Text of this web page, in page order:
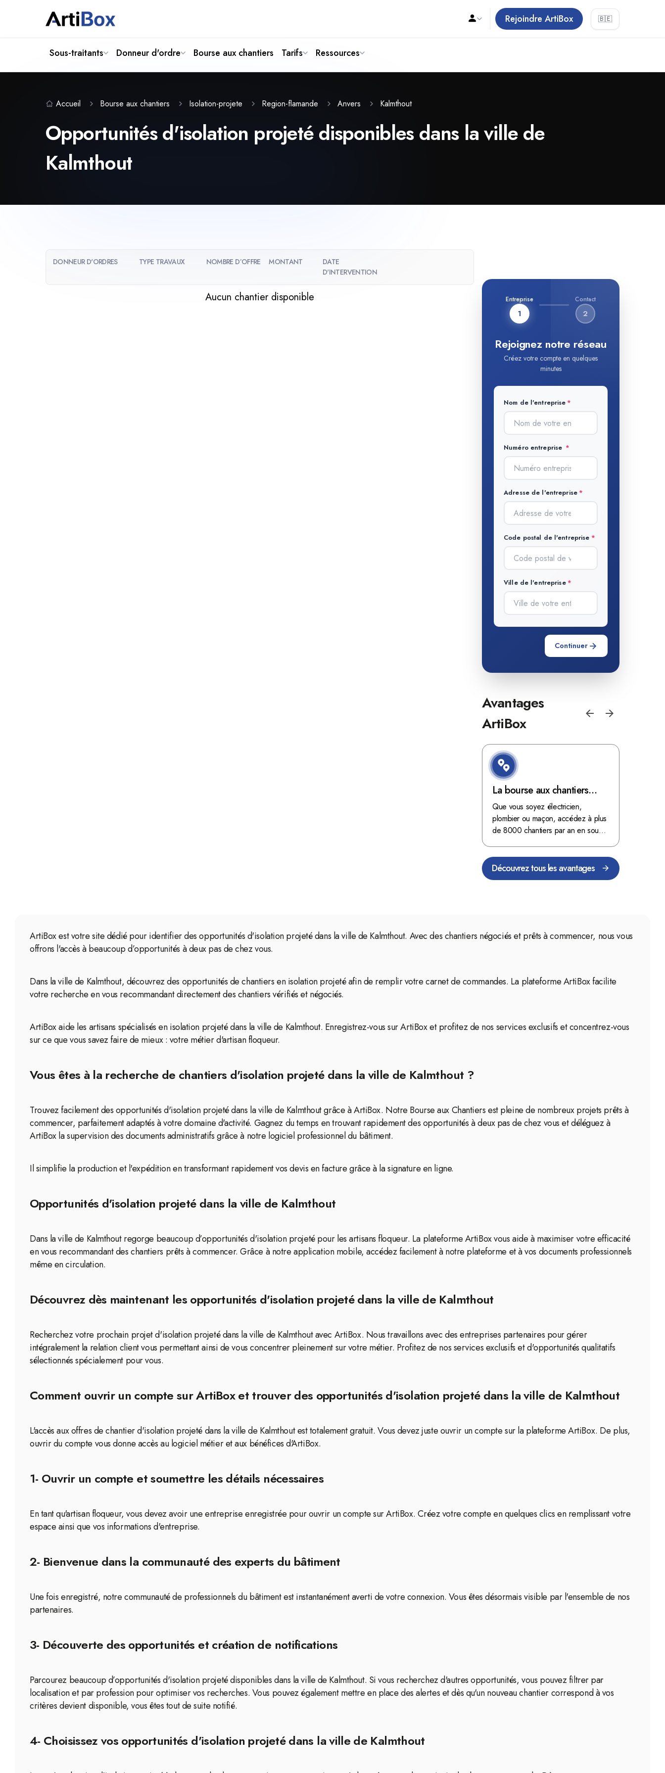
Rejoindre ArtiBox 🇧🇪
Sous-traitants Donneur d'ordre Bourse aux chantiers Tarifs Ressources
Accueil Bourse aux chantiers Isolation-projete Region-flamande Anvers Kalmthout
Opportunités d'isolation projeté disponibles dans la ville de
Kalmthout
DONNEUR D'ORDRES TYPE TRAVAUX NOMBRE D’OFFRE MONTANT
DATE
D'INTERVENTION
Aucun chantier disponible Entreprise
1
Contact
2
Rejoignez notre réseau
Créez votre compte en quelques
minutes
Nom de l'entreprise
Numéro entreprise
Adresse de l'entreprise
Code postal de l'entreprise
Ville de l'entreprise
Continuer
Avantages
ArtiBox
La bourse aux chantiers
d'ArtiBox Belgique, véritable
mine d'or !
Que vous soyez électricien,
plombier ou maçon, accédez à plus
de 8000 chantiers par an en sous-
Découvrez tous les avantages
ArtiBox est votre site dédié pour identifier des opportunités d'isolation projeté dans la ville de Kalmthout. Avec des chantiers négociés et prêts à commencer, nous vous
offrons l'accès à beaucoup d’opportunités à deux pas de chez vous.
Dans la ville de Kalmthout, découvrez des opportunités de chantiers en isolation projeté afin de remplir votre carnet de commandes. La plateforme ArtiBox facilite
votre recherche en vous recommandant directement des chantiers vérifiés et négociés.
ArtiBox aide les artisans spécialisés en isolation projeté dans la ville de Kalmthout. Enregistrez-vous sur ArtiBox et profitez de nos services exclusifs et concentrez-vous
sur ce que vous savez faire de mieux : votre métier d'artisan floqueur.
Vous êtes à la recherche de chantiers d'isolation projeté dans la ville de Kalmthout ?
Trouvez facilement des opportunités d'isolation projeté dans la ville de Kalmthout grâce à ArtiBox. Notre Bourse aux Chantiers est pleine de nombreux projets prêts à
commencer, parfaitement adaptés à votre domaine d'activité. Gagnez du temps en trouvant rapidement des opportunités à deux pas de chez vous et déléguez à
ArtiBox la supervision des documents administratifs grâce à notre logiciel professionnel du bâtiment.
Il simplifie la production et l'expédition en transformant rapidement vos devis en facture grâce à la signature en ligne.
Opportunités d'isolation projeté dans la ville de Kalmthout
Dans la ville de Kalmthout regorge beaucoup d’opportunités d'isolation projeté pour les artisans floqueur. La plateforme ArtiBox vous aide à maximiser votre efficacité
en vous recommandant des chantiers prêts à commencer. Grâce à notre application mobile, accédez facilement à notre plateforme et à vos documents professionnels
même en circulation.
Découvrez dès maintenant les opportunités d'isolation projeté dans la ville de Kalmthout
Recherchez votre prochain projet d'isolation projeté dans la ville de Kalmthout avec ArtiBox. Nous travaillons avec des entreprises partenaires pour gérer
intégralement la relation client vous permettant ainsi de vous concentrer pleinement sur votre métier. Profitez de nos services exclusifs et d'opportunités qualitatifs
sélectionnés spécialement pour vous.
Comment ouvrir un compte sur ArtiBox et trouver des opportunités d'isolation projeté dans la ville de Kalmthout
L'accès aux offres de chantier d'isolation projeté dans la ville de Kalmthout est totalement gratuit. Vous devez juste ouvrir un compte sur la plateforme ArtiBox. De plus,
ouvrir du compte vous donne accès au logiciel métier et aux bénéfices d'ArtiBox.
1- Ouvrir un compte et soumettre les détails nécessaires
En tant qu'artisan floqueur, vous devez avoir une entreprise enregistrée pour ouvrir un compte sur ArtiBox. Créez votre compte en quelques clics en remplissant votre
espace ainsi que vos informations d'entreprise.
2- Bienvenue dans la communauté des experts du bâtiment
Une fois enregistré, notre communauté de professionnels du bâtiment est instantanément averti de votre connexion. Vous êtes désormais visible par l'ensemble de nos
partenaires.
3- Découverte des opportunités et création de notifications
Parcourez beaucoup d’opportunités d'isolation projeté disponibles dans la ville de Kalmthout. Si vous recherchez d'autres opportunités, vous pouvez filtrer par
localisation et par profession pour optimiser vos recherches. Vous pouvez également mettre en place des alertes et dès qu'un nouveau chantier correspond à vos
critères devient disponible, vous êtes tout de suite notifié.
4- Choisissez vos opportunités d'isolation projeté dans la ville de Kalmthout